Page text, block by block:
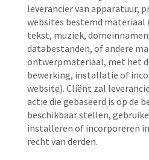
leverancier van apparatuur,
websites bestemd
tekst, muziek,
databestanden, of andere
ontwerpmateriaal, met het
bewerking, installatie of
website). Cliënt zal
actie die gebaseerd is op de
beschikbaar stellen,
installeren of incorporeren
recht van derden.